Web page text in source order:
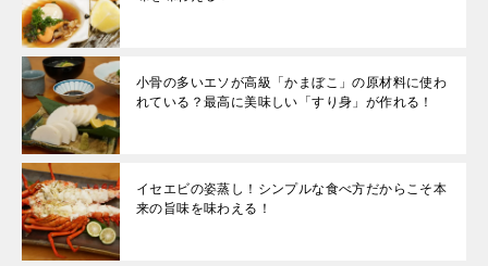
小骨の多いエソが高級「かまぼこ」の原材料に使わ
れている？最高に美味しい「すり身」が作れる！
イセエビの姿蒸し！シンプルな食べ方だからこそ本
来の旨味を味わえる！